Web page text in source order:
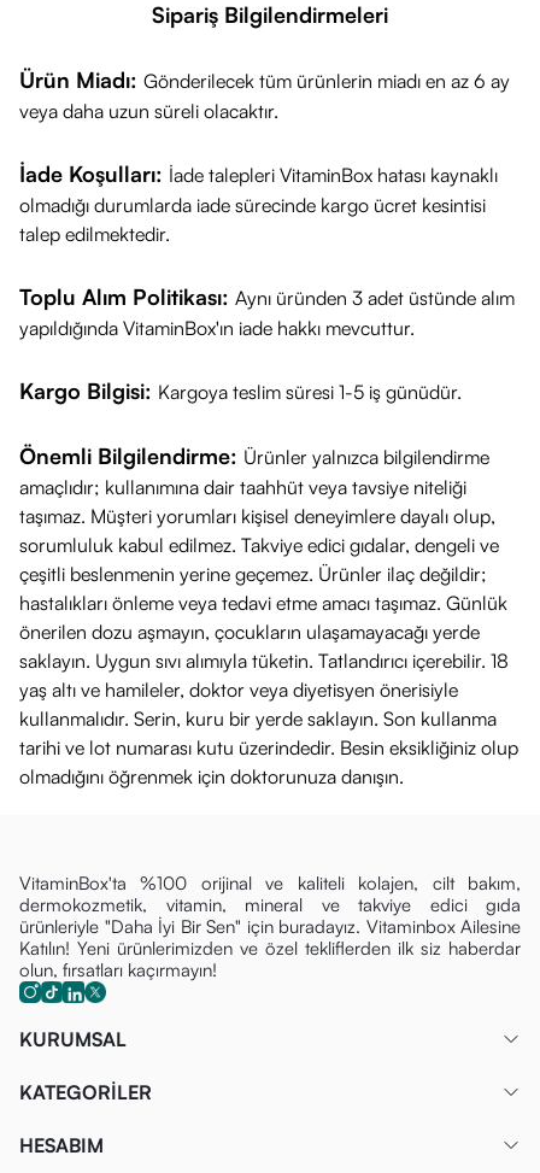
Sipariş Bilgilendirmeleri
Ürün Miadı: Gönderilecek tüm ürünlerin miadı en az 6 ay
veya daha uzun süreli olacaktır.
İade Koşulları: İade talepleri VitaminBox hatası kaynaklı
olmadığı durumlarda iade sürecinde kargo ücret kesintisi
talep edilmektedir.
Toplu Alım Politikası: Aynı üründen 3 adet üstünde alım
yapıldığında VitaminBox'ın iade hakkı mevcuttur.
Kargo Bilgisi: Kargoya teslim süresi 1-5 iş günüdür.
Önemli Bilgilendirme: Ürünler yalnızca bilgilendirme
amaçlıdır; kullanımına dair taahhüt veya tavsiye niteliği
taşımaz. Müşteri yorumları kişisel deneyimlere dayalı olup,
sorumluluk kabul edilmez. Takviye edici gıdalar, dengeli ve
çeşitli beslenmenin yerine geçemez. Ürünler ilaç değildir;
hastalıkları önleme veya tedavi etme amacı taşımaz. Günlük
önerilen dozu aşmayın, çocukların ulaşamayacağı yerde
saklayın. Uygun sıvı alımıyla tüketin. Tatlandırıcı içerebilir. 18
yaş altı ve hamileler, doktor veya diyetisyen önerisiyle
kullanmalıdır. Serin, kuru bir yerde saklayın. Son kullanma
tarihi ve lot numarası kutu üzerindedir. Besin eksikliğiniz olup
olmadığını öğrenmek için doktorunuza danışın.
VitaminBox'ta %100 orijinal ve kaliteli kolajen, cilt bakım,
dermokozmetik, vitamin, mineral ve takviye edici gıda
ürünleriyle "Daha İyi Bir Sen" için buradayız. Vitaminbox Ailesine
Katılın! Yeni ürünlerimizden ve özel tekliflerden ilk siz haberdar
olun, fırsatları kaçırmayın!
KURUMSAL
KATEGORİLER
HESABIM